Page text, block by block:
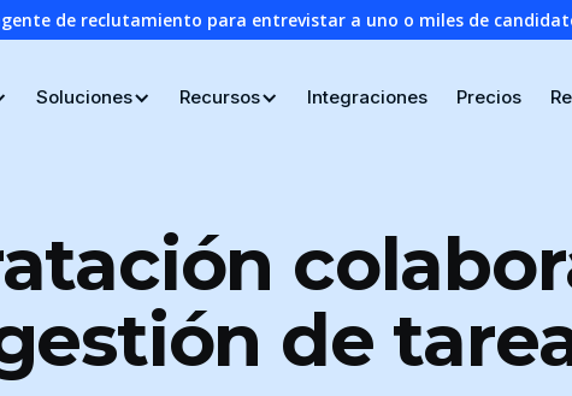
de reclutamiento para entrevistar a uno o miles de
Soluciones Recursos Integraciones Precios
de